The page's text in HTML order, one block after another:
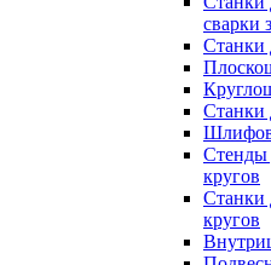
сварки
Станки
Станки
Стенды
кругов
Станки
кругов